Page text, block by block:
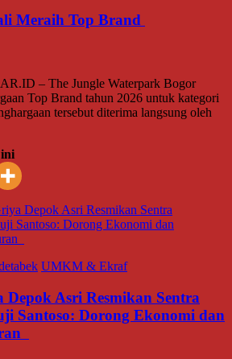
Meraih Top Brand
– The Jungle Waterpark Bogor
Top Brand tahun 2026 untuk kategori
tersebut diterima langsung oleh
UMKM & Ekraf
Asri Resmikan Sentra
Santoso: Dorong Ekonomi dan